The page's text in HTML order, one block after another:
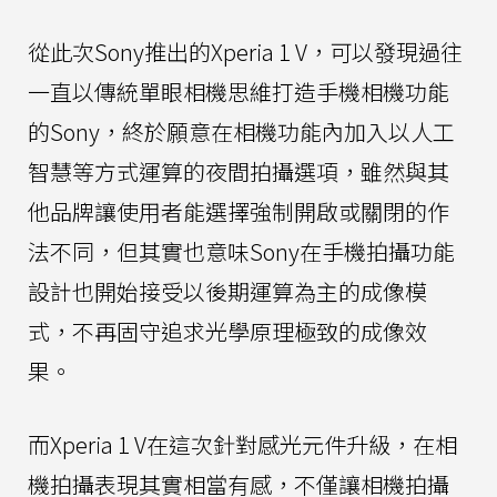
從此次Sony推出的Xperia 1 V，可以發現過往
一直以傳統單眼相機思維打造手機相機功能
的Sony，終於願意在相機功能內加入以人工
智慧等方式運算的夜間拍攝選項，雖然與其
他品牌讓使用者能選擇強制開啟或關閉的作
法不同，但其實也意味Sony在手機拍攝功能
設計也開始接受以後期運算為主的成像模
式，不再固守追求光學原理極致的成像效
果。
而Xperia 1 V在這次針對感光元件升級，在相
機拍攝表現其實相當有感，不僅讓相機拍攝